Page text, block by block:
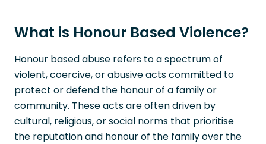
What is Honour Based Violence?
Honour based abuse refers to a spectrum of
violent, coercive, or abusive acts committed to
protect or defend the honour of a family or
community. These acts are often driven by
cultural, religious, or social norms that prioritise
the reputation and honour of the family over the